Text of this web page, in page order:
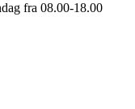
fra 08.00-18.00